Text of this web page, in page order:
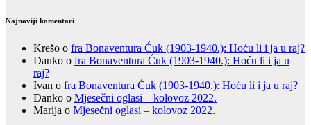
Najnoviji komentari
Krešo o fra Bonaventura Ćuk (1903-1940.): Hoću li i ja u raj?
Danko o fra Bonaventura Ćuk (1903-1940.): Hoću li i ja u
raj?
Ivan o fra Bonaventura Ćuk (1903-1940.): Hoću li i ja u raj?
Danko o Mjesečni oglasi – kolovoz 2022.
Marija o Mjesečni oglasi – kolovoz 2022.